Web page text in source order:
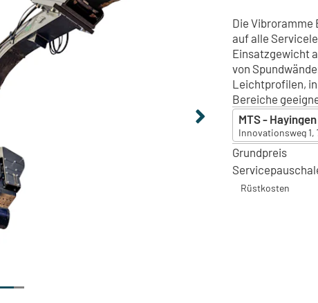
Die Vibroramme
auf alle
Einsatzgewicht
von
Leichtprofilen,
Bereiche
MTS - Hayingen
Innovationsweg 1,
MTS - Hayingen
Innovationsweg 1,
MTS - Bünde
Grundpreis
Rüstkosten